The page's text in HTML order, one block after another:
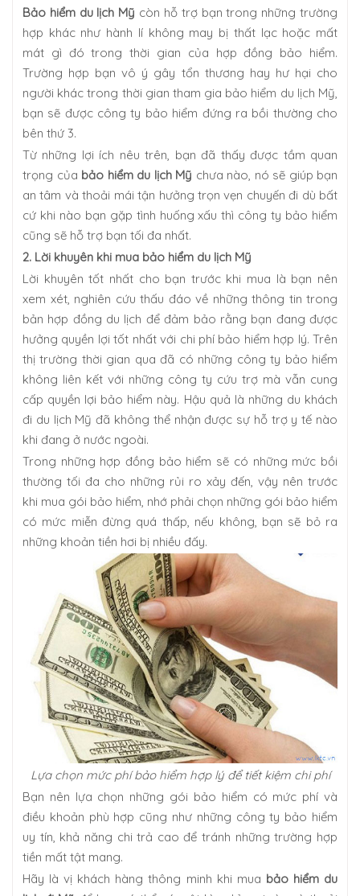
Bảo hiểm du lịch Mỹ còn hỗ trợ bạn trong những trường
hợp khác như hành lí không may bị thất lạc hoặc mất
mát gì đó trong thời gian của hợp đồng bảo hiểm.
Trường hợp bạn vô ý gây tổn thương hay hư hại cho
người khác trong thời gian tham gia bảo hiểm du lịch Mỹ,
bạn sẽ được công ty bảo hiểm đứng ra bồi thường cho
bên thứ 3.
Từ những lợi ích nêu trên, bạn đã thấy được tầm quan
trọng của bảo hiểm du lịch Mỹ chưa nào, nó sẽ giúp bạn
an tâm và thoải mái tận hưởng trọn vẹn chuyến đi dù bất
cứ khi nào bạn gặp tình huống xấu thì công ty bảo hiểm
cũng sẽ hỗ trợ bạn tối đa nhất.
2. Lời khuyên khi mua bảo hiểm du lịch Mỹ
Lời khuyên tốt nhất cho bạn trước khi mua là bạn nên
xem xét, nghiên cứu thấu đáo về những thông tin trong
bản hợp đồng du lịch để đảm bảo rằng bạn đang được
hưởng quyền lợi tốt nhất với chi phí bảo hiểm hợp lý. Trên
thị trường thời gian qua đã có những công ty bảo hiểm
không liên kết với những công ty cứu trợ mà vẫn cung
cấp quyền lợi bảo hiểm này. Hậu quả là những du khách
đi du lịch Mỹ đã không thể nhận được sự hỗ trợ y tế nào
khi đang ở nước ngoài.
Trong những hợp đồng bảo hiểm sẽ có những mức bồi
thường tối đa cho những rủi ro xảy đến, vậy nên trước
khi mua gói bảo hiểm, nhớ phải chọn những gói bảo hiểm
có mức miễn đừng quá thấp, nếu không, bạn sẽ bỏ ra
những khoản tiền hơi bị nhiều đấy.
Lựa chọn mức phí bảo hiểm hợp lý để tiết kiệm chi phí
Bạn nên lựa chọn những gói bảo hiểm có mức phí và
điều khoản phù hợp cũng như những công ty bảo hiểm
uy tín, khả năng chi trả cao để tránh những trường hợp
tiền mất tật mang.
Hãy là vị khách hàng thông minh khi mua bảo hiểm du